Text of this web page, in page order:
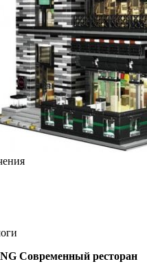
Современный ресторан